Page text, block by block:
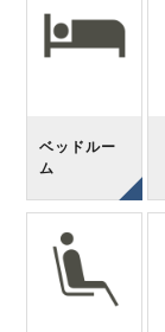
ベッドルー
ム